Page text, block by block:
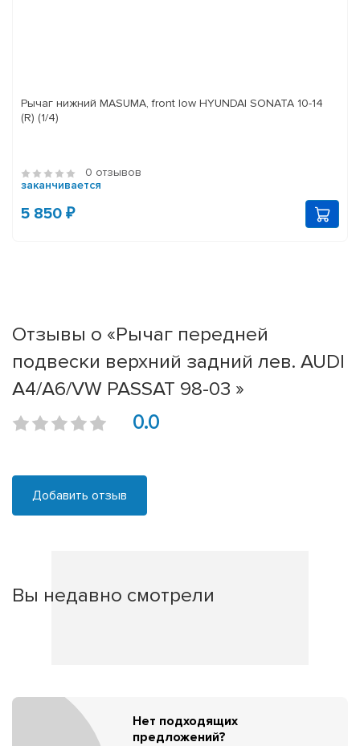
Рычаг нижний MASUMA, front low HYUNDAI SONATA 10-14
(R) (1/4)
0 отзывов
заканчивается
5 850 ₽
Отзывы о «Рычаг передней
подвески верхний задний лев. AUDI
A4/A6/VW PASSAT 98-03 »
0.0
Добавить отзыв
Вы недавно смотрели
Нет подходящих
предложений?